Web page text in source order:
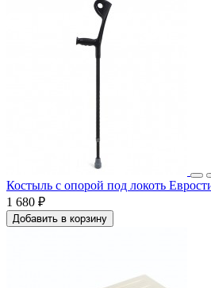
Костыль с опорой под локоть
1 680 ₽
Добавить в корзину